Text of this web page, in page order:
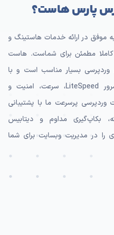
پارس هاست؟
موفق در ارائه خدمات هاستینگ و
کاملا مطمئن برای شماست. هاست
بسیار مناسب است و با
فضای ذخیره‌سازی NVMe و وب‌سرور LiteSpeed، سرعت، امنیت و
پرسرعت ما با پشتیبانی
بکاپ‌گیری مداوم و دیتابیس
را در مدیریت وبسایت برای شما